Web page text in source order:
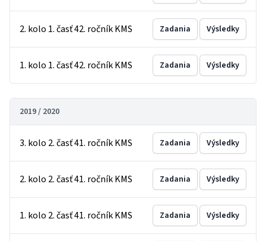
2. kolo 1. časť 42. ročník KMS Zadania Výsledky
1. kolo 1. časť 42. ročník KMS Zadania Výsledky
2019 / 2020
3. kolo 2. časť 41. ročník KMS Zadania Výsledky
2. kolo 2. časť 41. ročník KMS Zadania Výsledky
1. kolo 2. časť 41. ročník KMS Zadania Výsledky